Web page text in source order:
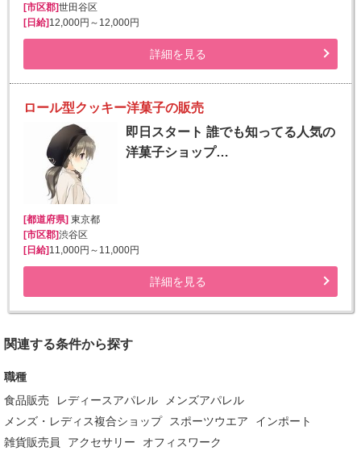
[市区郡]世田谷区
[日給] 12,000円～12,000円
詳細を見る
ロール型クッキー洋菓子の販売
即日スタート 誰でも知ってる人気の
洋菓子ショップ…
[都道府県] 東京都
[市区郡]渋谷区
[日給] 11,000円～11,000円
詳細を見る
関連する条件から探す
職種
食品販売
レディースアパレル
メンズアパレル
メンズ・レディス複合ショップ
スポーツウエア
インポート
雑貨販売員
アクセサリー オフィスワーク